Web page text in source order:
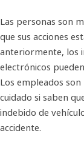
Las personas son
que sus acciones
anteriormente, los
electrónicos
Los empleados
cuidado si saben
indebido de
accidente.